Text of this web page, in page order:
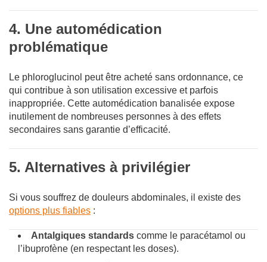
4. Une automédication
problématique
Le phloroglucinol peut être acheté sans ordonnance, ce
qui contribue à son utilisation excessive et parfois
inappropriée. Cette automédication banalisée expose
inutilement de nombreuses personnes à des effets
secondaires sans garantie d’efficacité.
5. Alternatives à privilégier
Si vous souffrez de douleurs abdominales, il existe des
options plus fiables :
Antalgiques standards comme le paracétamol ou
l’ibuprofène (en respectant les doses).